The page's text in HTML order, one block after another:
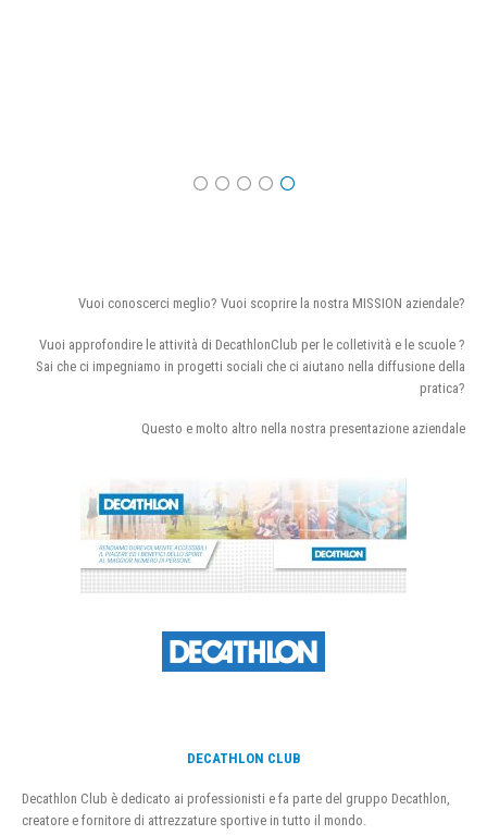
Vuoi conoscerci meglio? Vuoi scoprire la nostra MISSION aziendale?
Vuoi approfondire le attività di DecathlonClub per le colletività e le scuole ?
Sai che ci impegniamo in progetti sociali che ci aiutano nella diffusione della
pratica?
Questo e molto altro nella nostra presentazione aziendale
DECATHLON CLUB
Decathlon Club è dedicato ai professionisti e fa parte del gruppo Decathlon,
creatore e fornitore di attrezzature sportive in tutto il mondo.